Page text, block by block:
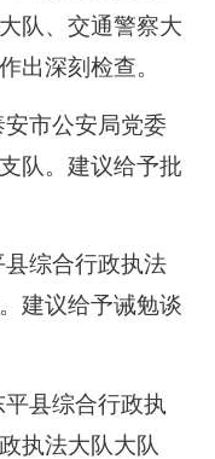
队、交通警察大
出深刻检查。
市公安局党委
队。建议给予批
综合行政执法
建议给予诫勉谈
县综合行政执
执法大队大队